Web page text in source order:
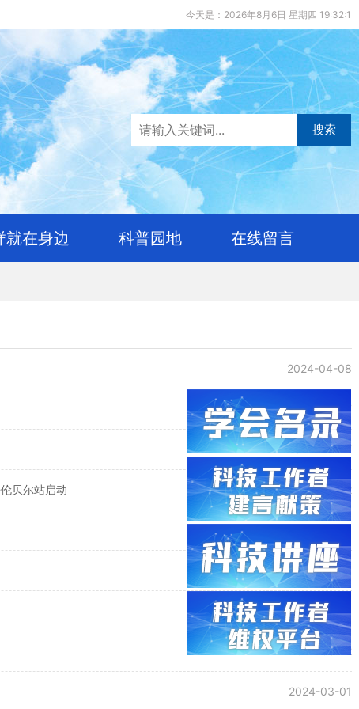
今天是：2026年8月6日 星期四 19:32:2
搜索
就在身边 科普园地 在线留言
2024-04-08
2024-04-07
2024-04-07
2024-04-02
贝尔站启动
2024-03-25
2024-03-21
2024-03-12
2024-03-01